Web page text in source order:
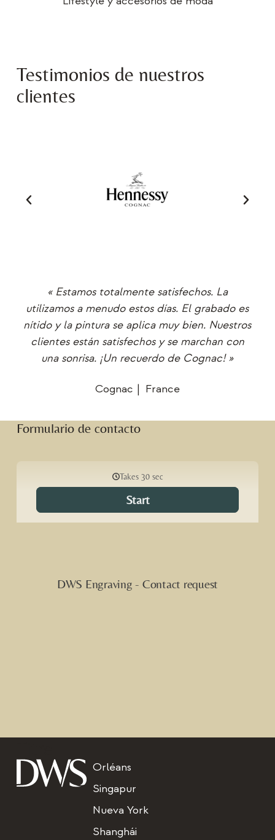
Testimonios de nuestros
clientes
« Estamos totalmente satisfechos. La
utilizamos a menudo estos días. El grabado es
nítido y la pintura se aplica muy bien. Nuestros
clientes están satisfechos y se marchan con
una sonrisa. ¡Un recuerdo de Cognac! »
Cognac France
Formulario de contacto
Orléans
Singapur
Nueva York
Shanghái